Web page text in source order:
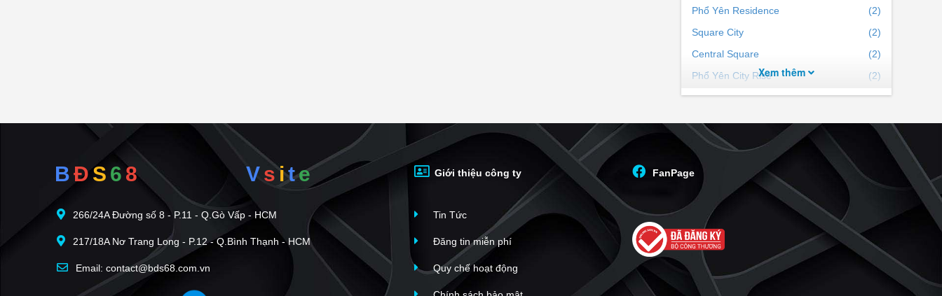
Phổ Yên Residence
(2)
Square City
(2)
Central Square
(2)
Phổ Yên City Rise
(2)
Tấn Đức Central Park
(1)
Tân Phú City
(1)
KĐT Peace Village
Vạn Xuân Heritage
(1)
Khu dân cư Lê Hồng Phong
KDC Tân Tiến
(1)
KĐT Tân Việt
(1)
Tecco Elite City
(67)
BV Diamond Hill Thái Nguyên
Xem thêm
BĐ S 6 8 Vsite
266/24A Đường số 8 - P.11 - Q.Gò Vấp - HCM
217/18A Nơ Trang Long - P.12 - Q.Bình Thạnh - HCM
Email: contact@bds68.com.vn
Giới thiệu công ty
Tin Tức
Đăng tin miễn phí
Quy chế hoạt động
FanPage